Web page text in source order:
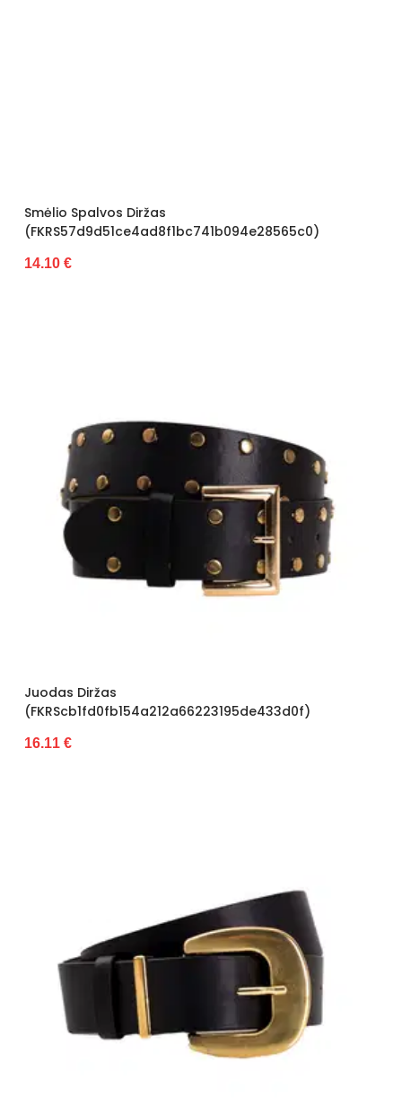
Smėlio Spalvos Diržas
(FKRS57d9d51ce4ad8f1bc741b094e28565c0)
14.10 €
Juodas Diržas
(FKRScb1fd0fb154a212a66223195de433d0f)
16.11 €